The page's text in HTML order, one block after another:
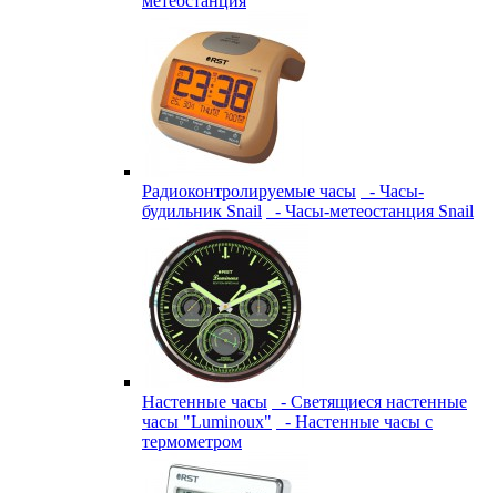
Радиоконтролируемые часы
- Часы-
будильник Snail
- Часы-метеостанция Snail
Настенные часы
- Светящиеся настенные
часы "Luminoux"
- Настенные часы с
термометром